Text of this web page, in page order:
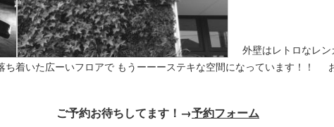
外壁はレトロなレン
ち着いた広ーいフロアで もうーーーステキな空間になっています！！
ご予約お待ちしてます！→予約フォーム